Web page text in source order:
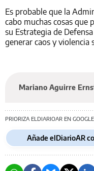
Es probable que la
cabo muchas cosas que
su Estrategia de
generar caos y violencia
Mariano Aguirre
PRIORIZA ELDIARIOAR EN GOOGLE
Añade elDiarioAR